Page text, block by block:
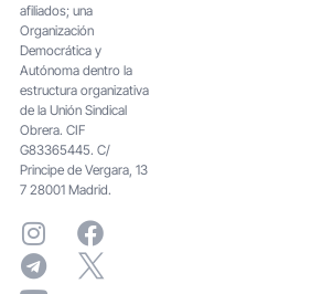
afiliados; una
Organización
Democrática y
Autónoma dentro la
estructura organizativa
de la Unión Sindical
Obrera. CIF
G83365445. C/
Principe de Vergara, 13
7 28001 Madrid.